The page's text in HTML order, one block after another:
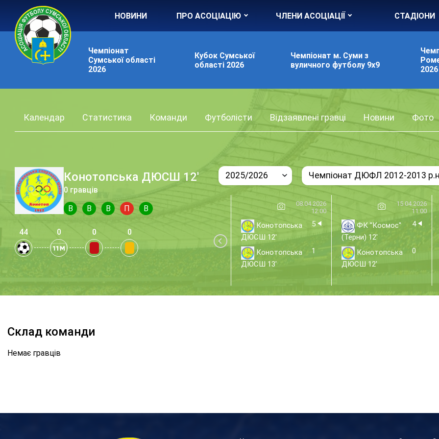
НОВИНИ ПРО АСОЦІАЦІЮ ЧЛЕНИ АСОЦІАЦІЇ СТАДІОНИ
Чемпіонат
Сумської області
2026
Кубок Сумської
області 2026
Чемпіонат м. Суми з
вуличного футболу 9х9
2026
Календар Статистика Команди Футболісти Відзаявлені гравці Новини Фото
Конотопська ДЮСШ 12'
0 гравців
В В В П В
44 0 0 0
2025/2026 Чемпіонат ДЮФЛ 2012-2013
08.04.2026
12:00
Конотопська
ДЮСШ 12'
5
Конотопська
ДЮСШ 13'
1
15.04.2026
11:00
ФК "Космос"
(Терни) 12'
4
Конотопська
ДЮСШ 12'
0
Склад команди
Немає гравців